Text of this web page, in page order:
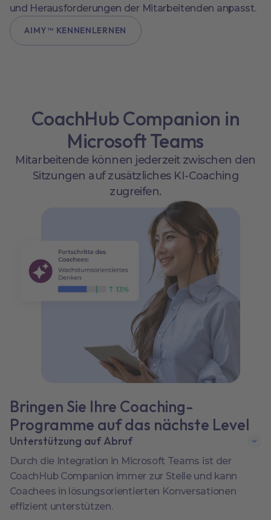
und Herausforderungen der Mitarbeitenden anpasst.
AIMY™ KENNENLERNEN
CoachHub Companion in
Microsoft Teams
Mitarbeitende können jederzeit zwischen den
Sitzungen auf zusätzliches KI-Coaching
zugreifen.
Bringen Sie Ihre Coaching-
Programme auf das nächste Level
Unterstützung auf Abruf
Durch die Integration in Microsoft Teams ist der
CoachHub Companion immer zur Stelle und kann
Coachees in lösungsorientierten Konversationen
effizient unterstützen.